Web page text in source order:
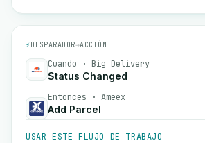
⚡ DISPARADOR→ACCIÓN
Cuando · Big Delivery
Status Changed
Entonces · Ameex
Add Parcel
USAR ESTE FLUJO DE TRABAJO